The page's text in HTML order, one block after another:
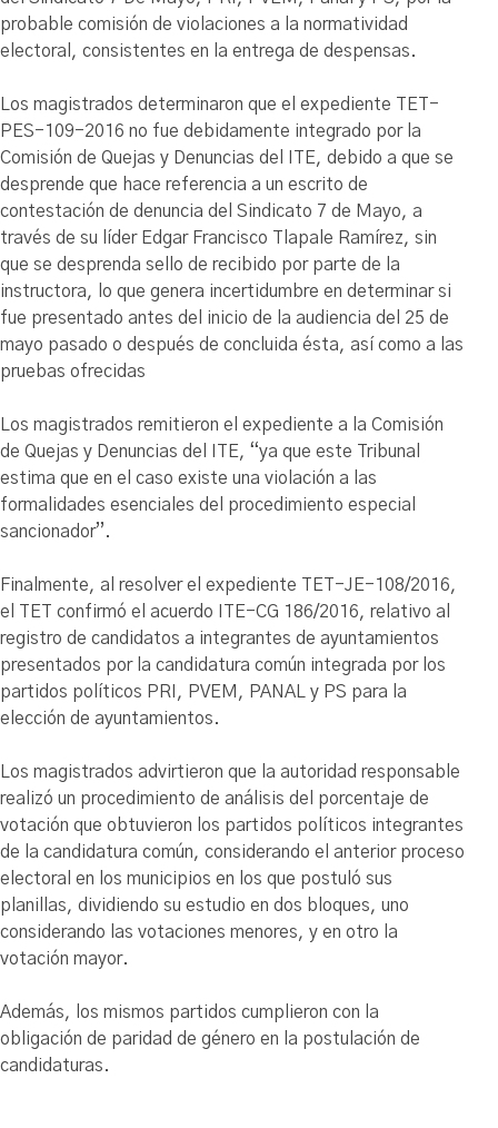
probable comisión de violaciones a la normatividad
electoral, consistentes en la entrega de despensas.
Los magistrados determinaron que el expediente TET-
PES-109-2016 no fue debidamente integrado por la
Comisión de Quejas y Denuncias del ITE, debido a que se
desprende que hace referencia a un escrito de
contestación de denuncia del Sindicato 7 de Mayo, a
través de su líder Edgar Francisco Tlapale Ramírez, sin
que se desprenda sello de recibido por parte de la
instructora, lo que genera incertidumbre en determinar si
fue presentado antes del inicio de la audiencia del 25 de
mayo pasado o después de concluida ésta, así como a las
pruebas ofrecidas
Los magistrados remitieron el expediente a la Comisión
de Quejas y Denuncias del ITE, “ya que este Tribunal
estima que en el caso existe una violación a las
formalidades esenciales del procedimiento especial
sancionador”.
Finalmente, al resolver el expediente TET-JE-108/2016,
el TET confirmó el acuerdo ITE-CG 186/2016, relativo al
registro de candidatos a integrantes de ayuntamientos
presentados por la candidatura común integrada por los
partidos políticos PRI, PVEM, PANAL y PS para la
elección de ayuntamientos.
Los magistrados advirtieron que la autoridad responsable
realizó un procedimiento de análisis del porcentaje de
votación que obtuvieron los partidos políticos integrantes
de la candidatura común, considerando el anterior proceso
electoral en los municipios en los que postuló sus
planillas, dividiendo su estudio en dos bloques, uno
considerando las votaciones menores, y en otro la
votación mayor.
Además, los mismos partidos cumplieron con la
obligación de paridad de género en la postulación de
candidaturas.